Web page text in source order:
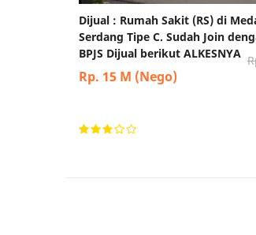
Dijual : Rumah Sakit (RS) di
Serdang Tipe C. Sudah Join
BPJS Dijual berikut ALKESNYA
Rp. 15 M (Nego)